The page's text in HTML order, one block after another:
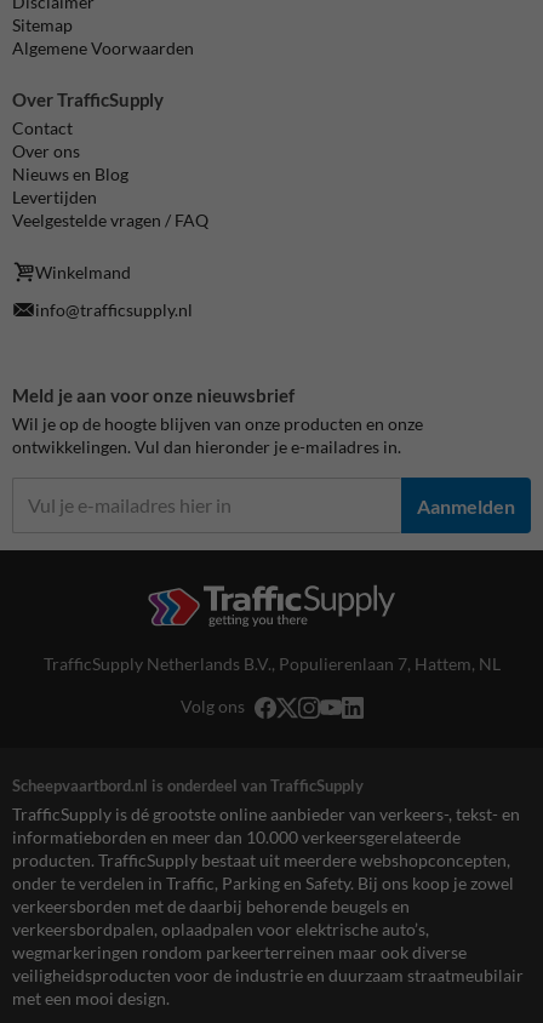
Sitemap
Algemene Voorwaarden
Over TrafficSupply
Contact
Over ons
Nieuws en Blog
Levertijden
Veelgestelde vragen / FAQ
Winkelmand
info@trafficsupply.nl
Meld je aan voor onze nieuwsbrief
Wil je op de hoogte blijven van onze producten en onze
ontwikkelingen. Vul dan hieronder je e-mailadres in.
Aanmelden
TrafficSupply Netherlands B.V., Populierenlaan 7, Hattem, NL
Volg ons
Scheepvaartbord.nl is onderdeel van TrafficSupply
TrafficSupply is dé grootste online aanbieder van verkeers-, tekst- en
informatieborden en meer dan 10.000 verkeersgerelateerde
producten. TrafficSupply bestaat uit meerdere webshopconcepten,
onder te verdelen in Traffic, Parking en Safety. Bij ons koop je zowel
verkeersborden met de daarbij behorende beugels en
verkeersbordpalen, oplaadpalen voor elektrische auto’s,
wegmarkeringen rondom parkeerterreinen maar ook diverse
veiligheidsproducten voor de industrie en duurzaam straatmeubilair
met een mooi design.